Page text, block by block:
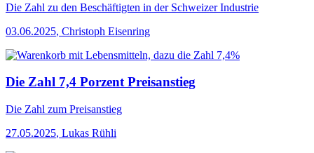
Die Zahl zu den Beschäftigten in der Schweizer Industrie
03.06.2025, Christoph Eisenring
Die Zahl 7,4 Porzent Preisanstieg
Die Zahl zum Preisanstieg
27.05.2025, Lukas Rühli